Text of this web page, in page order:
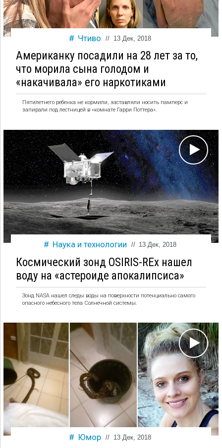
Чтиво // 13 Дек, 2018
Американку посадили на 28 лет за то,
что морила сына голодом и
«накачивала» его наркотиками
Пятилетнего ребенка не кормили, заставляли носить памперс и
запирали под лестницей в «комнате Гарри Поттера».
Наука и технологии // 13 Дек, 2018
Космический зонд OSIRIS-REx нашел
воду на «астероиде апокалипсиса»
Зонд NASA нашел следы воды на поверхности потенциально самого
опасного небесного тела Солнечной системы.
Юмор // 13 Дек, 2018